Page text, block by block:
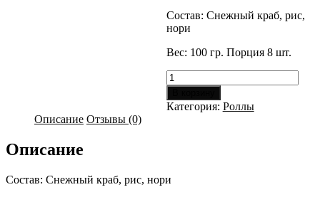
Состав: Снежный краб, рис,
нори
Вес: 100 гр. Порция 8 шт.
Количество
товара
Ролл
со
Категория: Роллы
Описание Отзывы (0)
Описание
Состав: Снежный краб, рис, нори